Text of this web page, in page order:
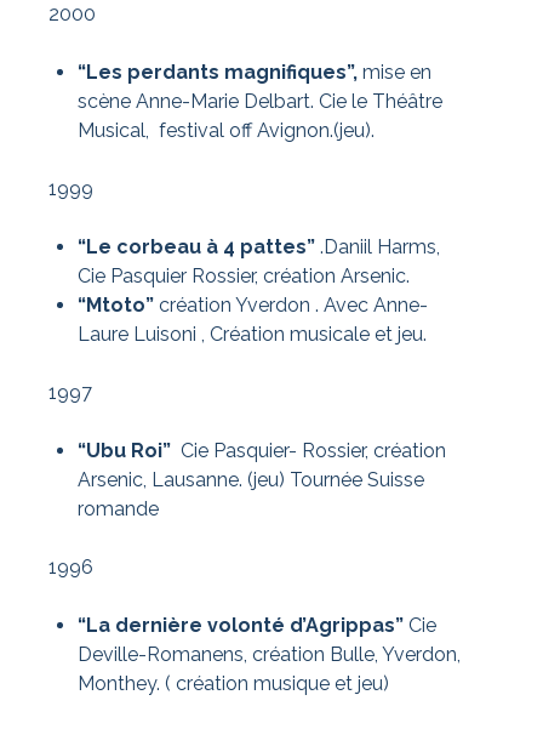
2000
“Les perdants magnifiques”, mise en
scène Anne-Marie Delbart. Cie le Théâtre
Musical, festival off Avignon.(jeu).
1999
“Le corbeau à 4 pattes”.Daniil Harms,
Cie Pasquier Rossier, création Arsenic.
“Mtoto”création Yverdon . Avec Anne-
Laure Luisoni , Création musicale et jeu.
1997
“Ubu Roi”Cie Pasquier- Rossier, création
Arsenic, Lausanne. (jeu) Tournée Suisse
romande
1996
“La dernière volonté d’Agrippas”Cie
Deville-Romanens, création Bulle, Yverdon,
Monthey. ( création musique et jeu)